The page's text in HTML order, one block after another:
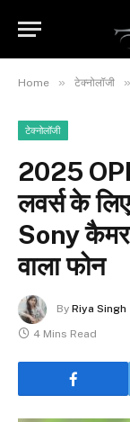
Home » टेक्नोलॉजी »
टेक्नोलॉजी
2025
लवर्स के
Sony
वाला फोन
By Riya Singh
4 Mins Read